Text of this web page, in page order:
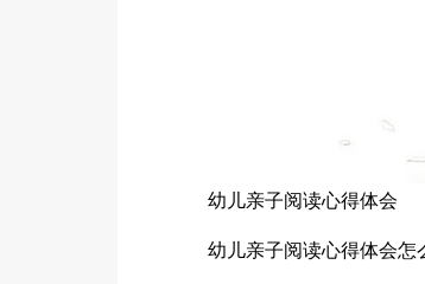
幼儿亲子阅读心得体会
幼儿亲子阅读心得体会怎